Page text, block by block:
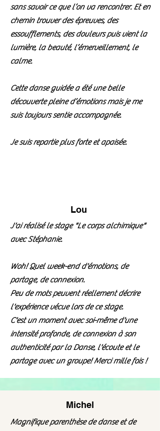
sans savoir ce que l’on va rencontrer. Et en
chemin trouver des épreuves, des
essoufflements, des douleurs puis vient la
lumière, la beauté, l’émerveillement, le
calme.
Cette danse guidée a été une belle
découverte pleine d’émotions mais je me
suis toujours sentie accompagnée.
Je suis repartie plus forte et apaisée.
Lou
J'ai réalisé le stage "Le corps alchimique"
avec Stéphanie.
Woh! Quel week-end d'émotions, de
partage, de connexion.
Peu de mots peuvent réellement décrire
l'expérience vécue lors de ce stage.
C'est un moment avec soi-même d'une
intensité profonde, de connexion à son
authenticité par la Danse, l'écoute et le
partage avec un groupe! Merci mille fois !
Michel
Magnifique parenthèse de danse et de